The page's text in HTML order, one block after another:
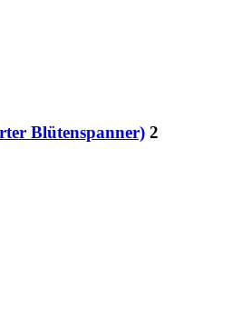
Blütenspanner) 2